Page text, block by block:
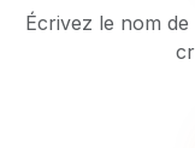
Écrivez le nom